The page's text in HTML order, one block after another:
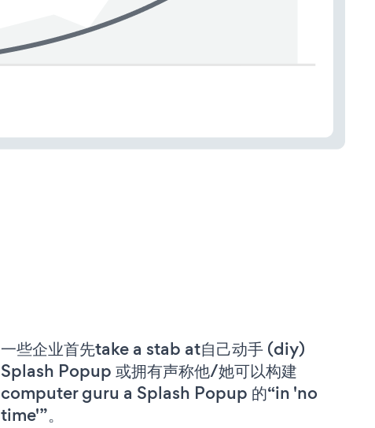
一些企业首先take a stab at自己动手 (diy)
Splash Popup 或拥有声称他/她可以构建
computer guru a Splash Popup 的“in 'no
time'”。